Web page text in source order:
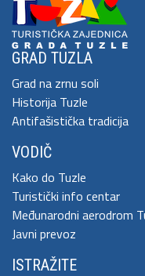
GRAD TUZLA
Grad na zrnu soli
Historija Tuzle
Antifašistička tradicija
VODIČ
Kako do Tuzle
Turistički info centar
Međunarodni aerodrom
Javni prevoz
ISTRAŽITE